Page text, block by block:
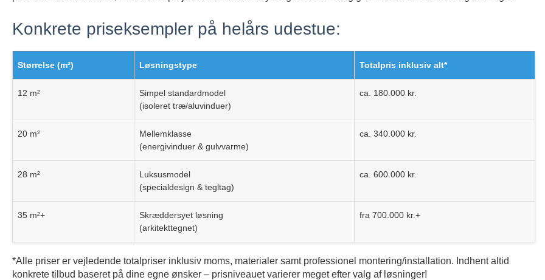
Konkrete priseksempler på helårs udestue:
Størrelse (m²) Løsningstype Totalpris inklusiv alt*
12 m²
Simpel standardmodel
(isoleret træ/aluvinduer)
ca. 180.000 kr.
20 m²
Mellemklasse
(energivinduer & gulvvarme)
ca. 340.000 kr.
28 m²
Luksusmodel
(specialdesign & tegltag)
ca. 600.000 kr.
35 m²+
Skræddersyet løsning
(arkitekttegnet)
fra 700.000 kr.+
*Alle priser er vejledende totalpriser inklusiv moms, materialer samt professionel montering/installation. Indhent altid
konkrete tilbud baseret på dine egne ønsker – prisniveauet varierer meget efter valg af løsninger!